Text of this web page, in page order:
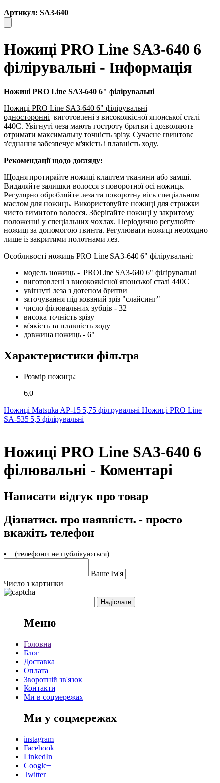
Артикул: SA3-640
Ножиці PRO Line SA3-640 6
філірувальні - Інформація
Ножиці PRO Line SA3-640 6" філірувальні
Ножиці PRO Line SA3-640 6" філірувальні
односторонні виготовлені з високоякісної японської сталі
440С. Увігнуті леза мають гостроту бритви і дозволяють
отримати максимальну точність зрізу. Сучасне гвинтове
з'єднання забезпечує м'якість і плавність ходу.
Рекомендації щодо догляду:
Щодня протирайте ножиці клаптем тканини або замші.
Видаляйте залишки волосся з поворотної осі ножиць.
Регулярно обробляйте леза та поворотну вісь спеціальним
маслом для ножиць. Використовуйте ножиці для стрижки
чисто вимитого волосся. Зберігайте ножиці у закритому
положенні у спеціальних чохлах. Періодично регулюйте
ножиці за допомогою гвинта. Регулювати ножиці необхідно
лише із закритими полотнами лез.
Особливості ножиць PRO Line SA3-640 6" філірувальні:
модель ножиць - PROLine SA3-640 6" філірувальні
виготовлені з високоякісної японської сталі 440С
увігнуті леза з дотепом бритви
заточування під ковзний зріз "слайсинг"
число філювальних зубців - 32
висока точність зрізу
м'якість та плавність ходу
довжина ножиць - 6"
Характеристики фільтра
Розмір ножиць:
6,0
Ножиці Matsuka AP-15 5,75 філірувальні Ножиці PRO Line
SA-535 5,5 філірувальні
Ножиці PRO Line SA3-640 6
філювальні - Коментарі
Написати відгук про товар
Дізнатись про наявність - просто
вкажіть телефон
(телефони не публікуються)
Ваше Ім'я
Число з картинки
Меню
Головна
Блог
Доставка
Оплата
Зворотній зв'язок
Контакти
Ми в соцмережах
Ми у соцмережах
instagram
Facebook
LinkedIn
Google+
Twitter